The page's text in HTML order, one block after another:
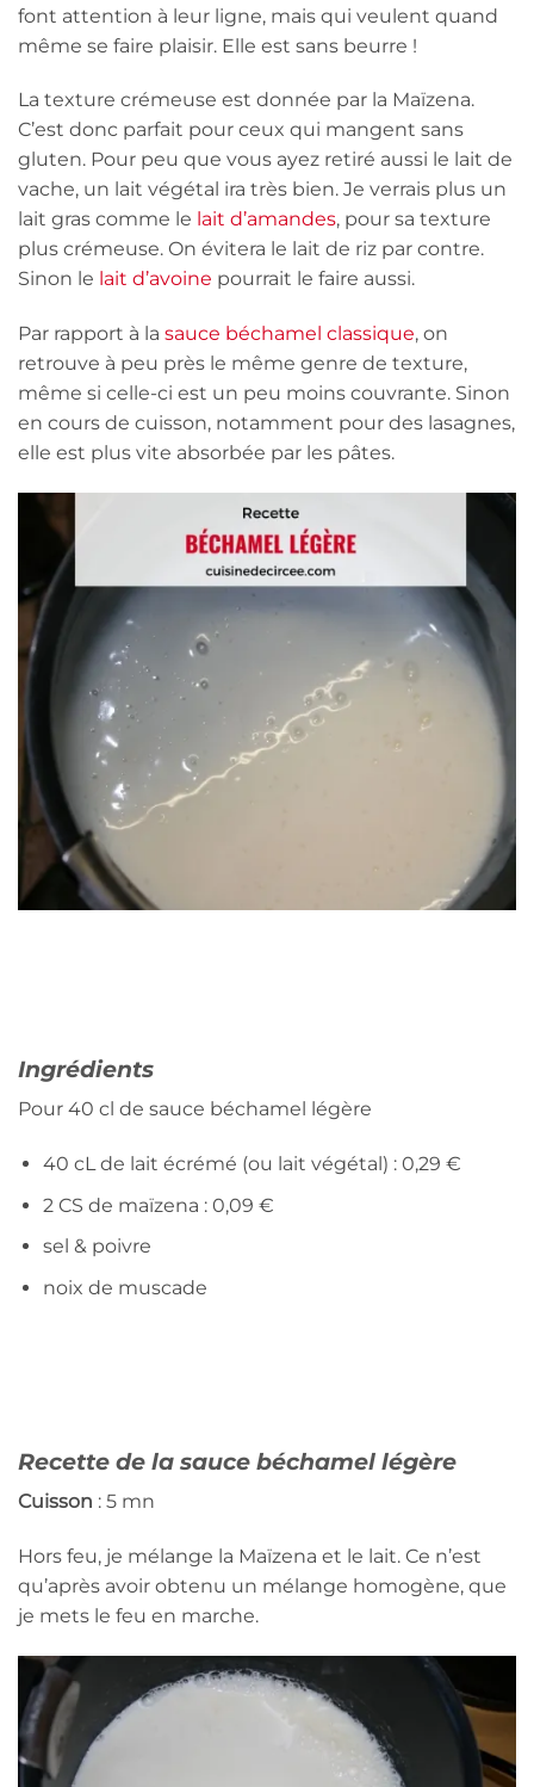
font attention à leur ligne, mais qui veulent quand
même se faire plaisir. Elle est sans beurre !
La texture crémeuse est donnée par la Maïzena.
C’est donc parfait pour ceux qui mangent sans
gluten. Pour peu que vous ayez retiré aussi le lait de
vache, un lait végétal ira très bien. Je verrais plus un
lait gras comme le lait d’amandes, pour sa texture
plus crémeuse. On évitera le lait de riz par contre.
Sinon le lait d’avoine pourrait le faire aussi.
Par rapport à la sauce béchamel classique, on
retrouve à peu près le même genre de texture,
même si celle-ci est un peu moins couvrante. Sinon
en cours de cuisson, notamment pour des lasagnes,
elle est plus vite absorbée par les pâtes.
Ingrédients
Pour 40 cl de sauce béchamel légère
40 cL de lait écrémé (ou lait végétal) : 0,29 €
2 CS de maïzena : 0,09 €
sel & poivre
noix de muscade
Recette de la sauce béchamel légère
Cuisson : 5 mn
Hors feu, je mélange la Maïzena et le lait. Ce n’est
qu’après avoir obtenu un mélange homogène, que
je mets le feu en marche.